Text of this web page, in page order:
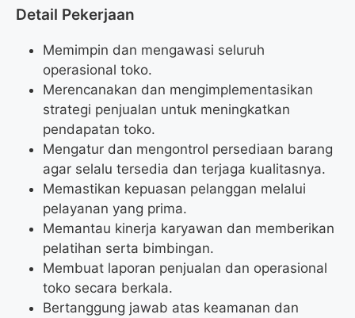
Detail Pekerjaan
Memimpin dan mengawasi seluruh
operasional toko.
Merencanakan dan mengimplementasikan
strategi penjualan untuk meningkatkan
pendapatan toko.
Mengatur dan mengontrol persediaan barang
agar selalu tersedia dan terjaga kualitasnya.
Memastikan kepuasan pelanggan melalui
pelayanan yang prima.
Memantau kinerja karyawan dan memberikan
pelatihan serta bimbingan.
Membuat laporan penjualan dan operasional
toko secara berkala.
Bertanggung jawab atas keamanan dan